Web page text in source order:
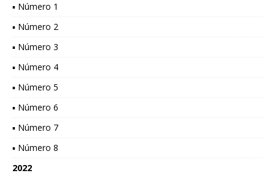
▪ Número 1
▪ Número 2
▪ Número 3
▪ Número 4
▪ Número 5
▪ Número 6
▪ Número 7
▪ Número 8
2022